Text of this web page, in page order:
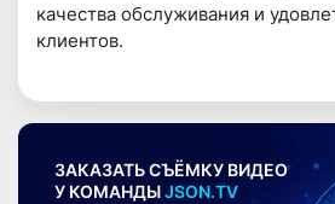
качества обслуживания и
клиентов.
ЗАКАЗАТЬ СЪЁМКУ ВИДЕО
У КОМАНДЫJSON.TV